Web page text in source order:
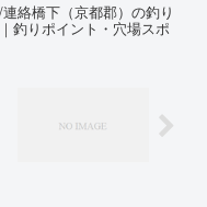
絡橋下（京都郡）の釣り
釣りポイント・穴場スポ